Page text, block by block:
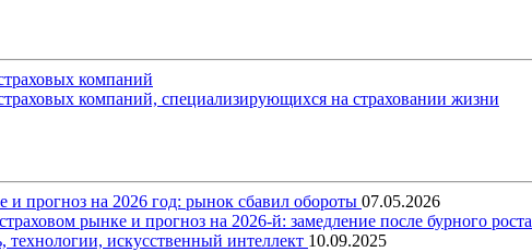
компаний
компаний, специализирующихся на страховании жизни
и прогноз на 2026 год: рынок сбавил обороты 07.05.2026
рынке и прогноз на 2026-й: замедление после бурного роста
технологии, искусственный интеллект 10.09.2025